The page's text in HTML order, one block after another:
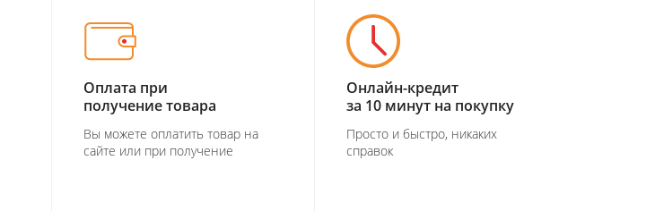
Оплата при
получение товара
Вы можете оплатить товар на
сайте или при получение
Онлайн-кредит
за 10 минут на покупку
Просто и быстро, никаких
справок